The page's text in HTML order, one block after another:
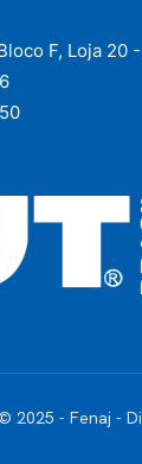
F, Loja 20
2025 - Fenaj -